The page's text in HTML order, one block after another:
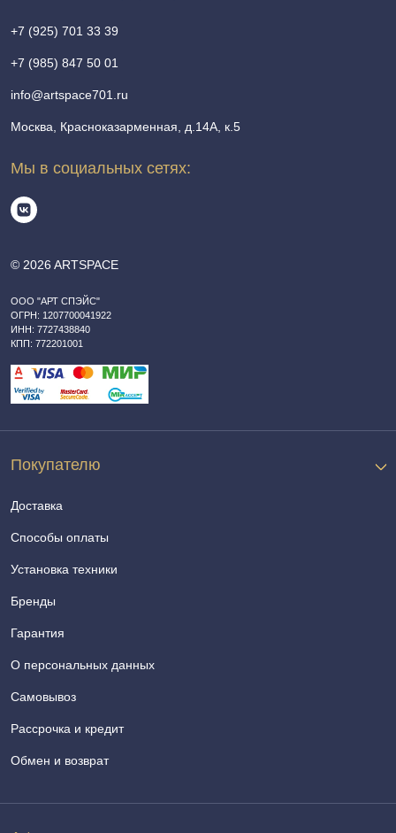
© 2026 ARTSPACE
ООО "АРТ СПЭЙС"
ОГРН: 1207700041922
ИНН: 7727438840
КПП: 772201001
Покупателю
Доставка
Способы оплаты
Установка техники
Бренды
Гарантия
О персональных данных
Самовывоз
Рассрочка и кредит
Обмен и возврат
+7 (925) 701 33 39
+7 (985) 847 50 01
info@artspace701.ru
Москва, Красноказарменная, д.14А, к.5
Мы в социальных сетях: